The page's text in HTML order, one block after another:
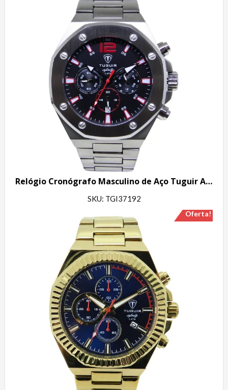
Relógio Cronógrafo Masculino de Aço Tuguir Analógico Infinity GCS-1271 Prata e Preto
SKU: TGI37192
Oferta!